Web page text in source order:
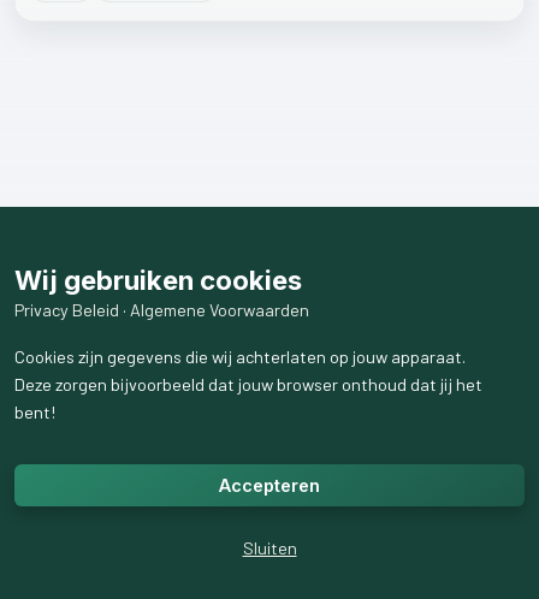
Wij gebruiken cookies
Privacy Beleid · Algemene Voorwaarden
Cookies zijn gegevens die wij achterlaten op jouw apparaat.
Deze zorgen bijvoorbeeld dat jouw browser onthoud dat jij het
bent!
Accepteren
Sluiten